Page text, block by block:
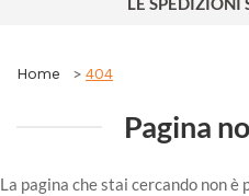
Home 404
Pagina
La pagina che stai cercando non è